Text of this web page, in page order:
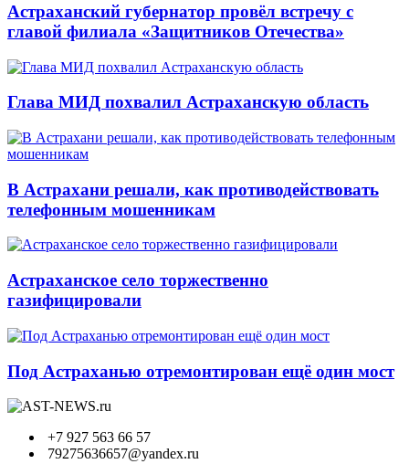
Астраханский губернатор провёл встречу с
главой филиала «Защитников Отечества»
Глава МИД похвалил Астраханскую область
В Астрахани решали, как противодействовать
телефонным мошенникам
Астраханское село торжественно
газифицировали
Под Астраханью отремонтирован ещё один мост
+7 927 563 66 57
79275636657@yandex.ru